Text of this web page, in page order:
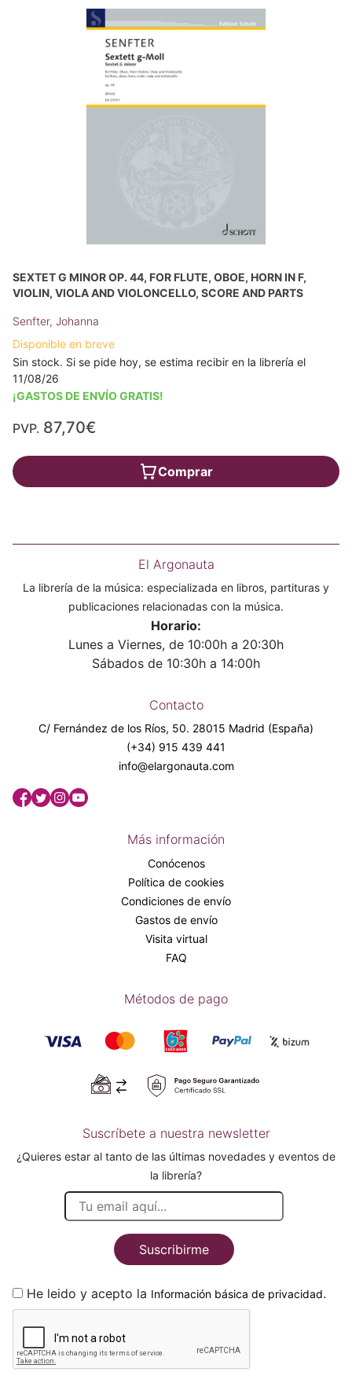
SEXTET G MINOR OP. 44, FOR FLUTE, OBOE, HORN IN F,
VIOLIN, VIOLA AND VIOLONCELLO, SCORE AND PARTS
Senfter, Johanna
Disponible en breve
Sin stock. Si se pide hoy, se estima recibir en la librería el
11/08/26
¡GASTOS DE ENVÍO GRATIS!
PVP. 87,70€
Comprar
El Argonauta
La librería de la música: especializada en libros, partituras y
publicaciones relacionadas con la música.
Horario:
Lunes a Viernes, de 10:00h a 20:30h
Sábados de 10:30h a 14:00h
Contacto
C/ Fernández de los Ríos, 50. 28015 Madrid (España)
(+34) 915 439 441
info@elargonauta.com
Más información
Conócenos
Política de cookies
Condiciones de envío
Gastos de envío
Visita virtual
FAQ
Métodos de pago
Suscríbete a nuestra newsletter
¿Quieres estar al tanto de las últimas novedades y eventos de
la librería?
Suscribirme
He leido y acepto la Información básica de privacidad.